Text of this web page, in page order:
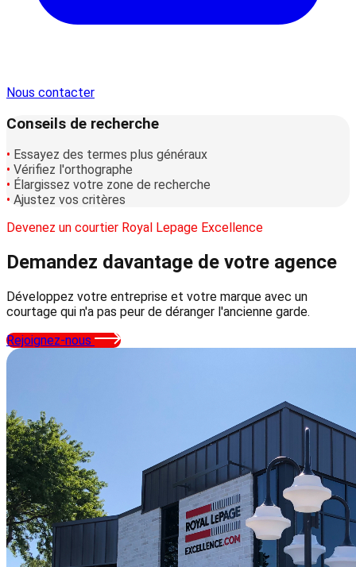
Nous contacter
Conseils de recherche
• Essayez des termes plus généraux
• Vérifiez l'orthographe
• Élargissez votre zone de recherche
• Ajustez vos critères
Devenez un courtier Royal Lepage Excellence
Demandez davantage de votre agence
Développez votre entreprise et votre marque avec un
courtage qui n'a pas peur de déranger l'ancienne garde.
Rejoignez-nous